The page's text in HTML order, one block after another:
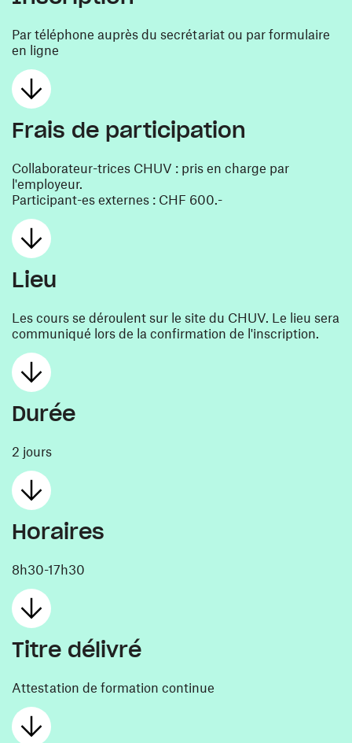
Par téléphone auprès du secrétariat ou par formulaire
en ligne
Frais de participation
Collaborateur-trices CHUV : pris en charge par
l'employeur.
Participant-es externes : CHF 600.-
Lieu
Les cours se déroulent sur le site du CHUV. Le lieu sera
communiqué lors de la confirmation de l'inscription.
Durée
2 jours
Horaires
8h30-17h30
Titre délivré
Attestation de formation continue